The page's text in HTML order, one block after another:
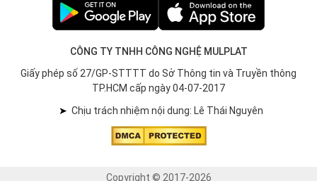
CÔNG TY TNHH CÔNG NGHỆ MULPLAT
Giấy phép số 27/GP-STTTT do Sở Thông tin và Truyền thông
TP.HCM cấp ngày 04-07-2017
➤ Chịu trách nhiệm nội dung: Lê Thái Nguyên
Copyright © 2017-2026